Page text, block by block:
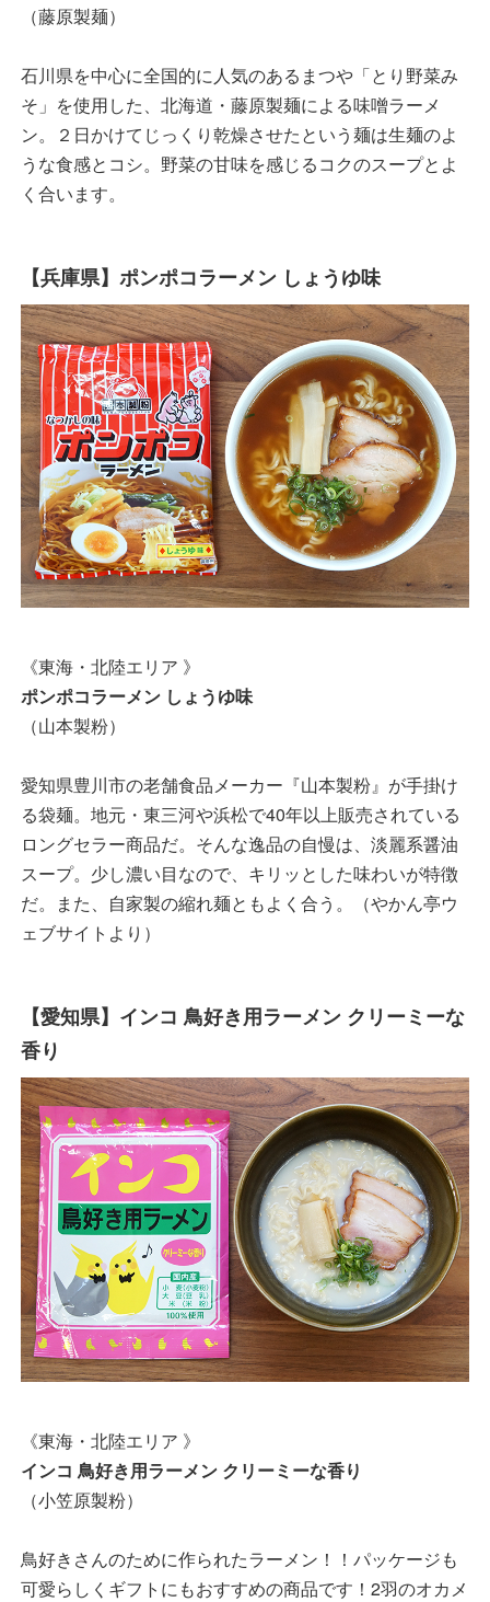
（藤原製麺）
石川県を中心に全国的に人気のあるまつや「とり野菜み
そ」を使用した、北海道・藤原製麺による味噌ラーメ
ン。２日かけてじっくり乾燥させたという麺は生麺のよ
うな食感とコシ。野菜の甘味を感じるコクのスープとよ
く合います。
【兵庫県】ポンポコラーメン しょうゆ味
《東海・北陸エリア 》
ポンポコラーメン しょうゆ味
（山本製粉）
愛知県豊川市の老舗食品メーカー『山本製粉』が手掛け
る袋麺。地元・東三河や浜松で40年以上販売されている
ロングセラー商品だ。そんな逸品の自慢は、淡麗系醤油
スープ。少し濃い目なので、キリッとした味わいが特徴
だ。また、自家製の縮れ麺ともよく合う。（やかん亭ウ
ェブサイトより）
【愛知県】インコ 鳥好き用ラーメン クリーミーな
香り
《東海・北陸エリア 》
インコ 鳥好き用ラーメン クリーミーな香り
（小笠原製粉）
鳥好きさんのために作られたラーメン！！パッケージも
可愛らしくギフトにもおすすめの商品です！2羽のオカメ